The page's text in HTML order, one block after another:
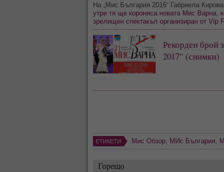
На „Мис България 2016“ Габриела
утре тя ще короняса новата Мис Варна,
зрелищен спектакъл организиран от Vip
Рекорден брой
2017“ (снимки)
ЕТИКЕТИ Мис Обзор МИс България
Горещо